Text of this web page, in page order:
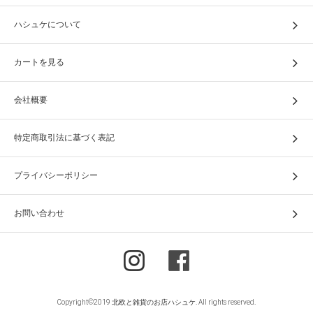
ハシュケについて
カートを見る
会社概要
特定商取引法に基づく表記
プライバシーポリシー
お問い合わせ
Copyright©2019 北欧と雑貨のお店ハシュケ. All rights reserved.